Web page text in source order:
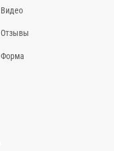
Видео
Отзывы
Форма